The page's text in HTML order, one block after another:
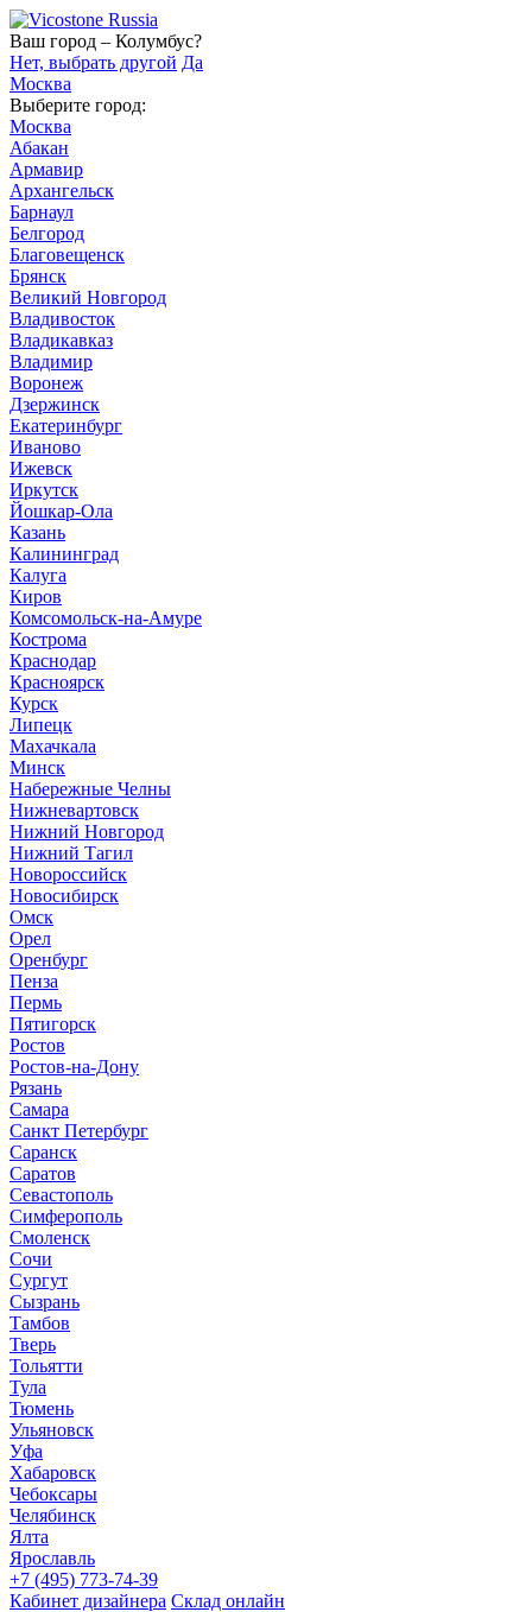
Ваш город – Колумбус?
Нет, выбрать другой Да
Москва
Выберите город:
Москва
Абакан
Армавир
Архангельск
Барнаул
Белгород
Благовещенск
Брянск
Великий Новгород
Владивосток
Владикавказ
Владимир
Воронеж
Дзержинск
Екатеринбург
Иваново
Ижевск
Иркутск
Йошкар-Ола
Казань
Калининград
Калуга
Киров
Комсомольск-на-Амуре
Кострома
Краснодар
Красноярск
Курск
Липецк
Махачкала
Минск
Набережные Челны
Нижневартовск
Нижний Новгород
Нижний Тагил
Новороссийск
Новосибирск
Омск
Орел
Оренбург
Пенза
Пермь
Пятигорск
Ростов
Ростов-на-Дону
Рязань
Самара
Санкт Петербург
Саранск
Саратов
Севастополь
Симферополь
Смоленск
Сочи
Сургут
Сызрань
Тамбов
Тверь
Тольятти
Тула
Тюмень
Ульяновск
Уфа
Хабаровск
Чебоксары
Челябинск
Ялта
Ярославль
+7 (495) 773-74-39
Кабинет дизайнера Склад онлайн